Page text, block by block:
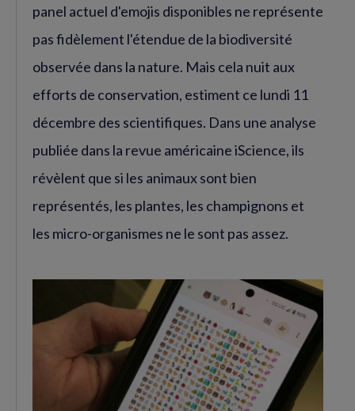
(nouvelle
fenêtre)
(nouvelle
fenêtre)
panel actuel d'emojis disponibles ne représente
pas fidèlement l'étendue de la biodiversité
observée dans la nature. Mais cela nuit aux
efforts de conservation, estiment ce lundi 11
décembre des scientifiques. Dans une analyse
publiée dans la revue américaine iScience, ils
révèlent que si les animaux sont bien
représentés, les plantes, les champignons et
les micro-organismes ne le sont pas assez.
Agrandir
l'image